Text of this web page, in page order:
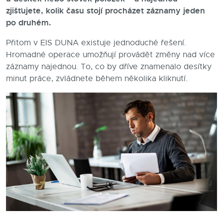
zjišťujete, kolik času stojí procházet záznamy jeden
po druhém.
Přitom v EIS DUNA existuje jednoduché řešení.
Hromadné operace umožňují provádět změny nad více
záznamy najednou. To, co by dříve znamenalo desítky
minut práce, zvládnete během několika kliknutí.